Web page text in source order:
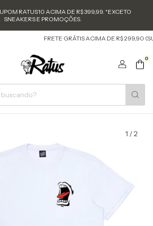
RATUS10 ACIMA DE R$ 399,99. *EXCETO
SNEAKERS E PROMOÇÕES.
FRETE GRÁTIS ACIMA DE R$ 299,90 (SUL E
0
1 /2